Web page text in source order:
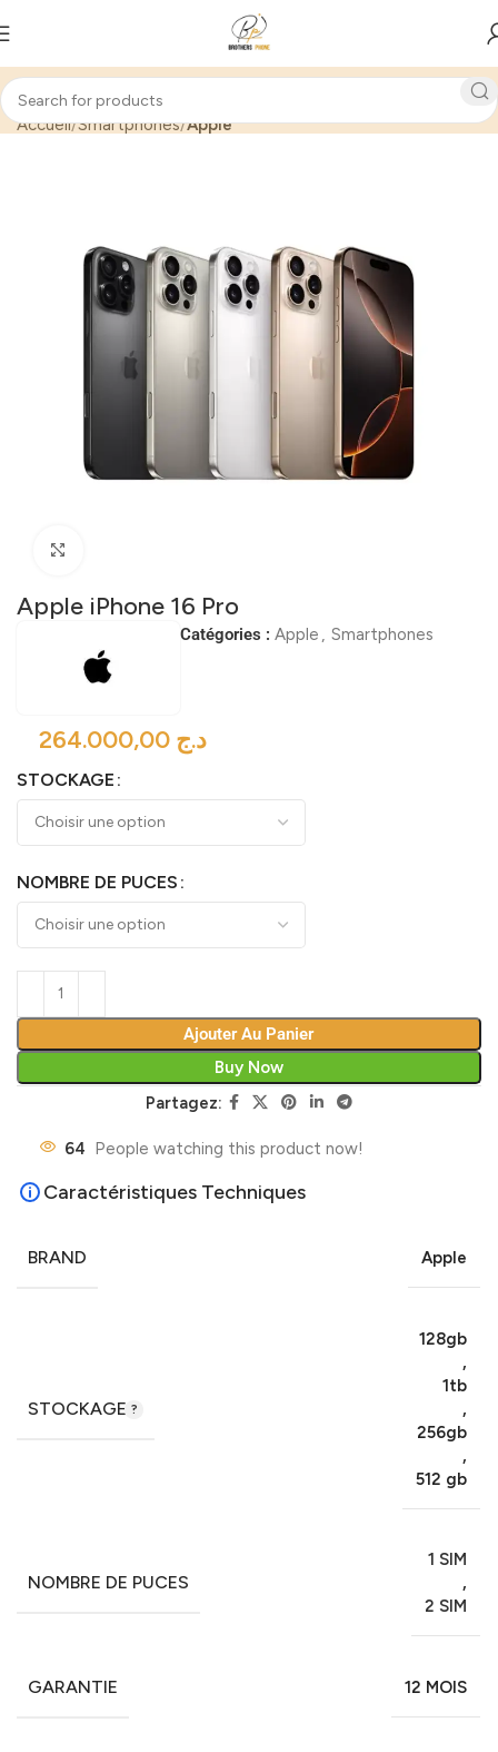
Accueil Smartphones Apple
Apple iPhone 16 Pro
Catégories : Apple , Smartphones
د.ج
STOCKAGE
NOMBRE DE PUCES
Ajouter Au Panier
Buy Now
Partagez:
64 People watching this product now!
Caractéristiques Techniques
BRAND Apple
STOCKAGE
128gb
,
1tb
,
256gb
,
512 gb
NOMBRE DE PUCES
1 SIM
,
2 SIM
GARANTIE 12 MOIS